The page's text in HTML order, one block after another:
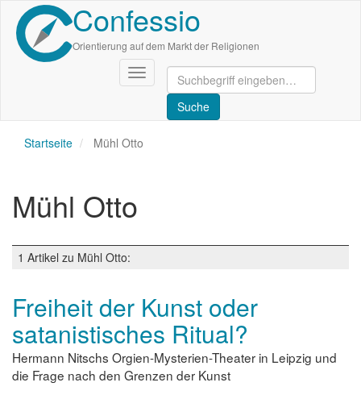
Direkt
zum
Inhalt
Confessio
Orientierung auf dem Markt der Religionen
Navigation
aktivieren/deaktivieren
Startseite Mühl Otto
Mühl Otto
1 Artikel zu Mühl Otto:
Freiheit der Kunst oder
satanistisches Ritual?
Hermann Nitschs Orgien-Mysterien-Theater in Leipzig und
die Frage nach den Grenzen der Kunst